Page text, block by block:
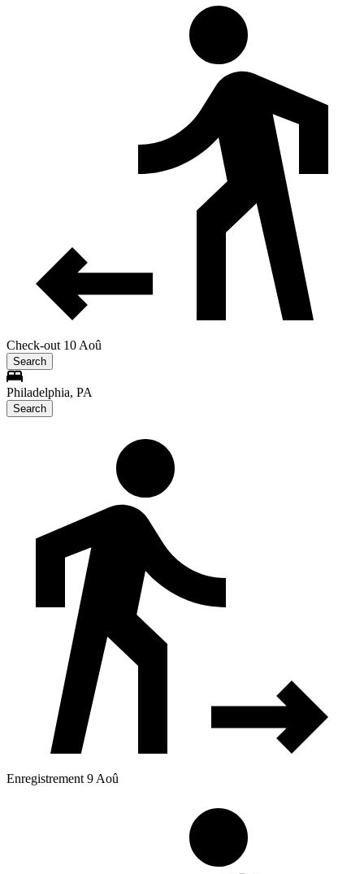
Check-out 10 Aoû
Search
Philadelphia, PA
Search
Enregistrement 9 Aoû